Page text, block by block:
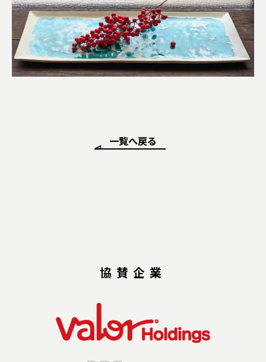
一覧へ戻る
協賛企業